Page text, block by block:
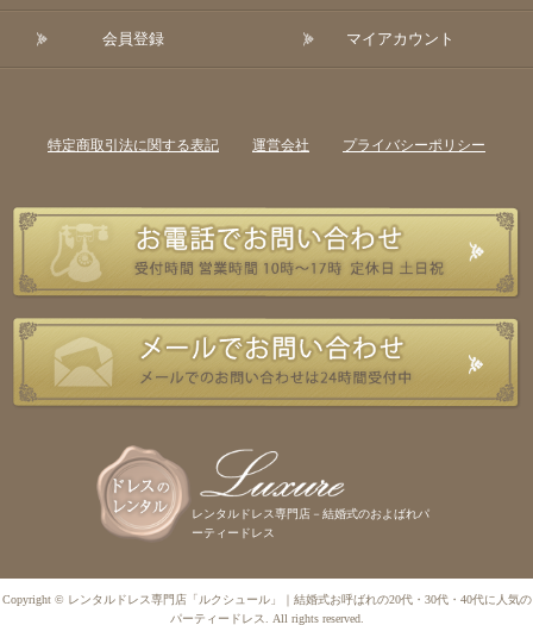
会員登録 マイアカウント
特定商取引法に関する表記 運営会社 プライバシーポリシー
レンタルドレス専門店－結婚式のおよばれパ
ーティードレス
Copyright © レンタルドレス専門店「ルクシュール」｜結婚式お呼ばれの20代・30代・40代に人気の
パーティードレス. All rights reserved.